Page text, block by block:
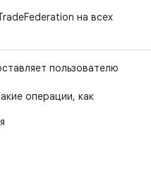
на всех
пользователю
операции, как